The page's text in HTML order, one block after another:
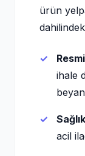
ürün
ihale
acil